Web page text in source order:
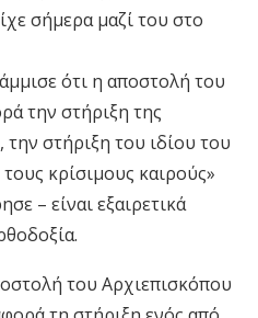
σήμερα μαζί του στο
ότι η αποστολή του
την στήριξη της
στήριξη του ιδίου του
κρίσιμους καιρούς»
– είναι εξαιρετικά
του Αρχιεπισκόπου